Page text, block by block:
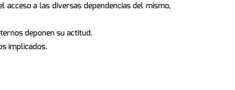
a las diversas dependencias del mismo,
deponen su actitud.
implicados.